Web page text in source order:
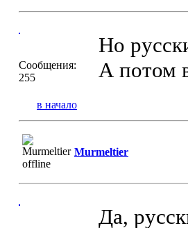
Сообщения:
255
Но
А потом
в начало
Murmeltier
Да,